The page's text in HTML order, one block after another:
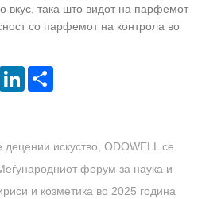
вкус, така што видот на парфемот
со парфемот на контрола во
PinterestLinkedIn
искуство, ODOWELL се
форум за наука и
и козметика во 2025 година